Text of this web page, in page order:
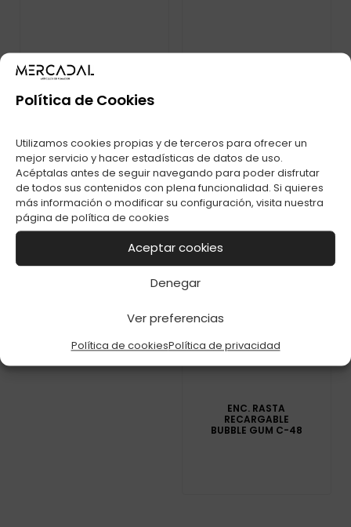
Política de Cookies
Utilizamos cookies propias y de terceros para ofrecer un
mejor servicio y hacer estadísticas de datos de uso.
Acéptalas antes de seguir navegando para poder disfrutar
de todos sus contenidos con plena funcionalidad. Si quieres
más información o modificar su configuración, visita nuestra
página de política de cookies
Aceptar cookies
Denegar
Ver preferencias
Política de cookiesPolítica de privacidad
ENC. CLIPPER FLOW
MUSIC C-48
ENC. CLIPPER FLOW
ENC. CLIPPER FLOW
STARS BABY C-48
ENC. RASTA
RECARGABLE
BUBBLE GUM C-48